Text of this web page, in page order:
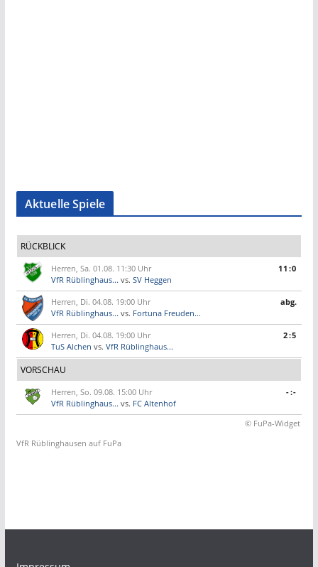
Aktuelle Spiele
RÜCKBLICK
Herren, Sa. 01.08. 11:30 Uhr
VfR Rüblinghaus... vs. SV Heggen
11:0
Herren, Di. 04.08. 19:00 Uhr
VfR Rüblinghaus... vs. Fortuna Freuden...
abg.
Herren, Di. 04.08. 19:00 Uhr
TuS Alchen vs. VfR Rüblinghaus...
2:5
VORSCHAU
Herren, So. 09.08. 15:00 Uhr
VfR Rüblinghaus... vs. FC Altenhof
-:-
© FuPa-Widget
VfR Rüblinghausen auf FuPa